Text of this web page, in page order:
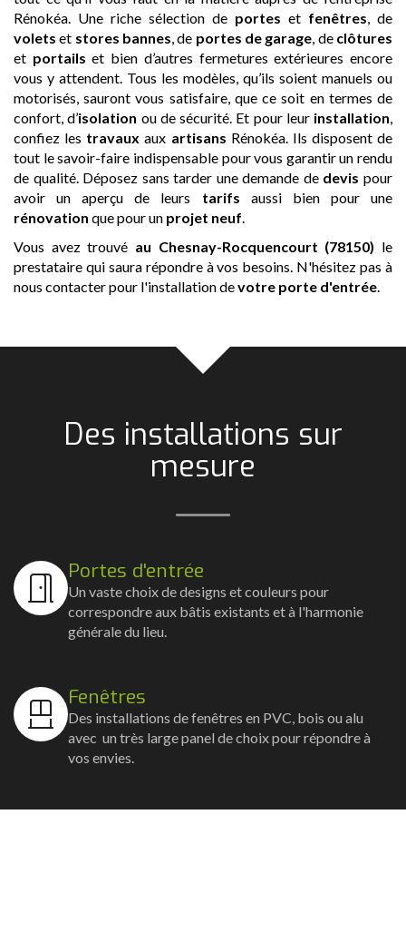
Rénokéa. Une riche sélection de portes et fenêtres, de
volets et stores bannes, de portes de garage, de clôtures
et portails et bien d’autres fermetures extérieures encore
vous y attendent. Tous les modèles, qu’ils soient manuels ou
motorisés, sauront vous satisfaire, que ce soit en termes de
confort, d’isolation ou de sécurité. Et pour leur installation,
confiez les travaux aux artisans Rénokéa. Ils disposent de
tout le savoir-faire indispensable pour vous garantir un rendu
de qualité. Déposez sans tarder une demande de devis pour
avoir un aperçu de leurs tarifs aussi bien pour une
rénovation que pour un projet neuf.
Vous avez trouvé au Chesnay-Rocquencourt (78150) le
prestataire qui saura répondre à vos besoins. N'hésitez pas à
nous contacter pour l'installation devotre porte d'entrée.
Des installations sur
mesure
Portes d'entrée
Un vaste choix de designs et couleurs pour
correspondre aux bâtis existants et à l'harmonie
générale du lieu.
Fenêtres
Des installations de fenêtres en PVC, bois ou alu
avec un très large panel de choix pour répondre à
vos envies.